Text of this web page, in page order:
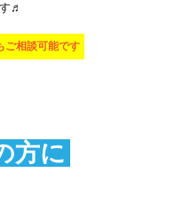
♬
ご相談可能です
方に